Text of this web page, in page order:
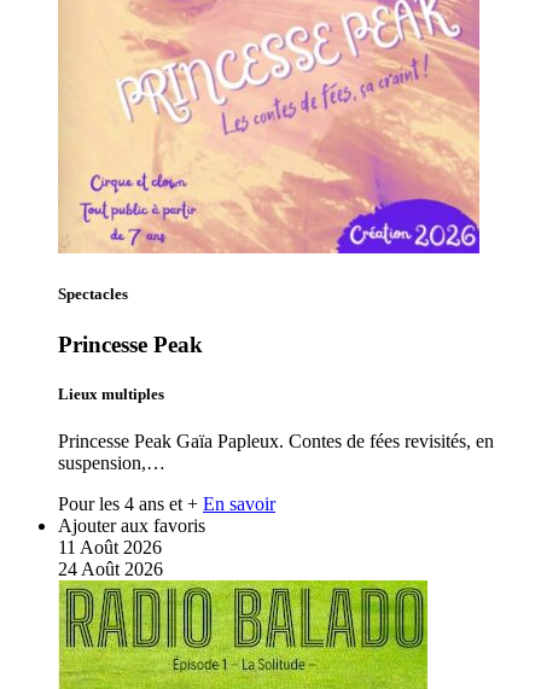
Spectacles
Princesse Peak
Lieux multiples
Princesse Peak Gaïa Papleux. Contes de fées revisités, en
suspension,…
Pour les 4 ans et + En savoir
Ajouter aux favoris
11 Août 2026
24 Août 2026